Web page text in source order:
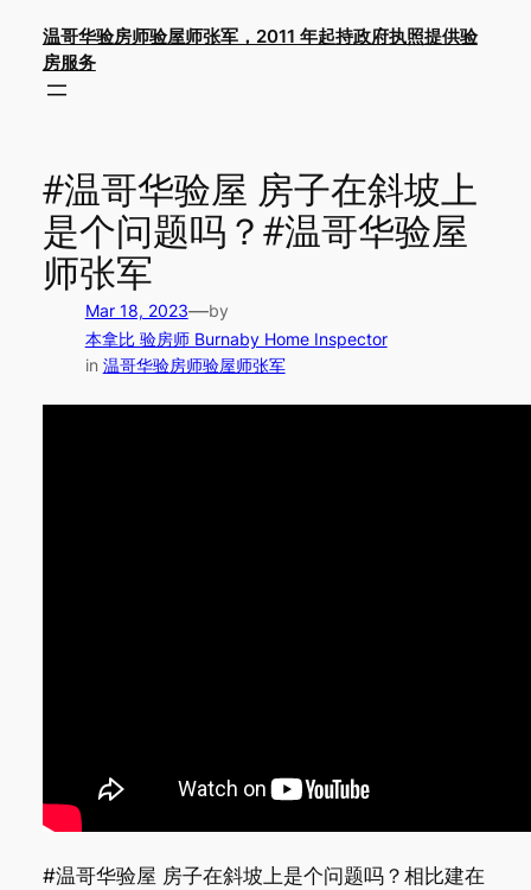
content
温哥华验房师验屋师张军，2011 年起持政府执照提供验
房服务
#温哥华验屋 房子在斜坡上
是个问题吗？#温哥华验屋
师张军
Mar 18, 2023—by
本拿比 验房师 Burnaby Home Inspector
in 温哥华验房师验屋师张军
#温哥华验屋 房子在斜坡上是个问题吗？相比建在